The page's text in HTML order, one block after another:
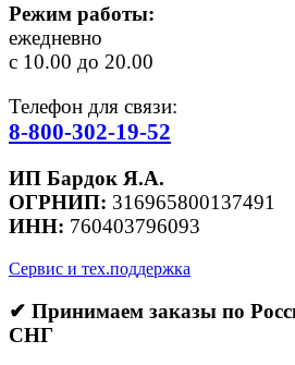
Режим работы:
ежедневно
с 10.00 до 20.00
Телефон для связи:
8-800-302-19-52
ИП Бардок Я.А.
ОГРНИП: 316965800137491
ИНН: 760403796093
Сервис и тех.поддержка
✔ Принимаем заказы по
СНГ